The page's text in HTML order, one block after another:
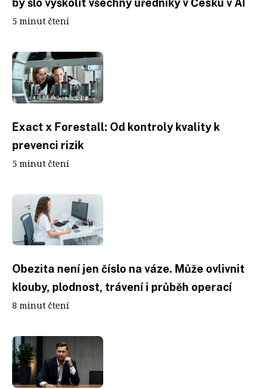
by šlo vyškolit všechny úředníky v Česku v AI
5 minut čtení
Exact x Forestall: Od kontroly kvality k
prevenci rizik
5 minut čtení
Obezita není jen číslo na váze. Může ovlivnit
klouby, plodnost, trávení i průběh operací
8 minut čtení